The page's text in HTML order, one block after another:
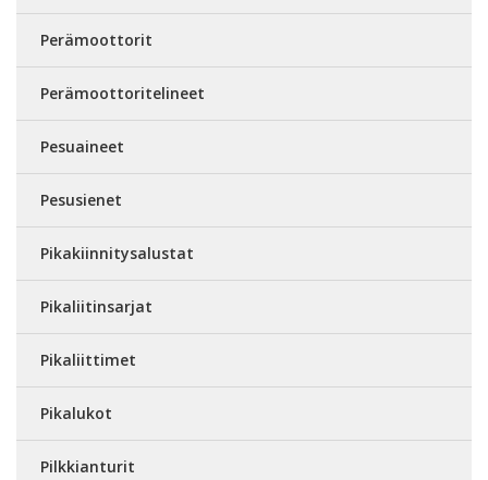
Perämoottorit
Perämoottoritelineet
Pesuaineet
Pesusienet
Pikakiinnitysalustat
Pikaliitinsarjat
Pikaliittimet
Pikalukot
Pilkkianturit